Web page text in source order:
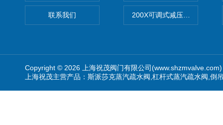
联系我们 200X可调式减压阀（减压稳
Copyright © 2026 上海祝茂阀门有限公司
上海祝茂主营产品：斯派莎克蒸汽疏水阀,杠杆式蒸汽疏水阀,倒